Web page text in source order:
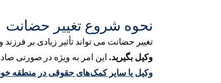
نحوه شروع تغییر حضانت
تغییر حضانت می تواند تأثیر زیادی بر
وکیل بگیرید. این امر به ویژه در صورتی
وکیل یا سایر کمک‌های حقوقی در منطقه